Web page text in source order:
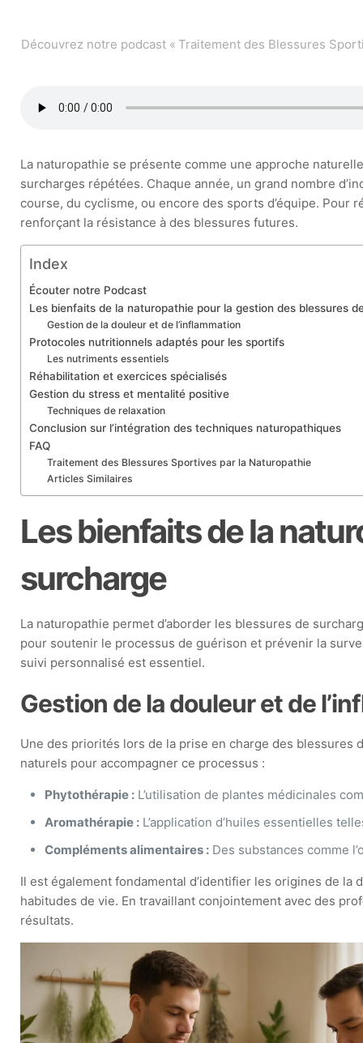
Découvrez notre podcast « Traitement des Blessures
La naturopathie se présente comme une approche
surcharges répétées. Chaque année, un grand nombre
course, du cyclisme, ou encore des sports d’équipe.
renforçant la résistance à des blessures futures.
Index
Écouter notre Podcast
Les bienfaits de la naturopathie pour la gestion des blessures
Gestion de la douleur et de l’inflammation
Protocoles nutritionnels adaptés pour les sportifs
Les nutriments essentiels
Réhabilitation et exercices spécialisés
Gestion du stress et mentalité positive
Techniques de relaxation
Conclusion sur l’intégration des techniques naturopathiques
FAQ
Traitement des Blessures Sportives par la Naturopathie
Articles Similaires
Les bienfaits de la
surcharge
La naturopathie permet d’aborder les blessures de
pour soutenir le processus de guérison et prévenir la
suivi personnalisé est essentiel.
Gestion de la douleur et de
Une des priorités lors de la prise en charge des blessures
naturels pour accompagner ce processus :
Phytothérapie : L’utilisation de plantes médicinales
Aromathérapie : L’application d’huiles essentielles
Compléments alimentaires : Des substances comme
Il est également fondamental d’identifier les origines de
habitudes de vie. En travaillant conjointement avec des
résultats.